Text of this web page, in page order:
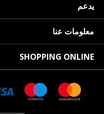
يدعم
معلومات عنا
SHOPPING ONLINE